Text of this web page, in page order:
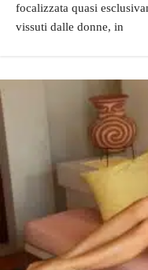
focalizzata quasi
vissuti dalle donne, in